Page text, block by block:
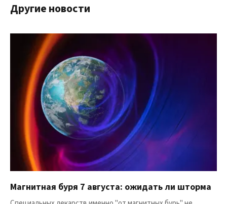
Другие новости
Магнитная буря 7 августа: ожидать ли шторма